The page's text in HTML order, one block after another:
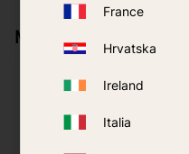
France
Hrvatska
Ireland
Italia
Mais da mesma marca